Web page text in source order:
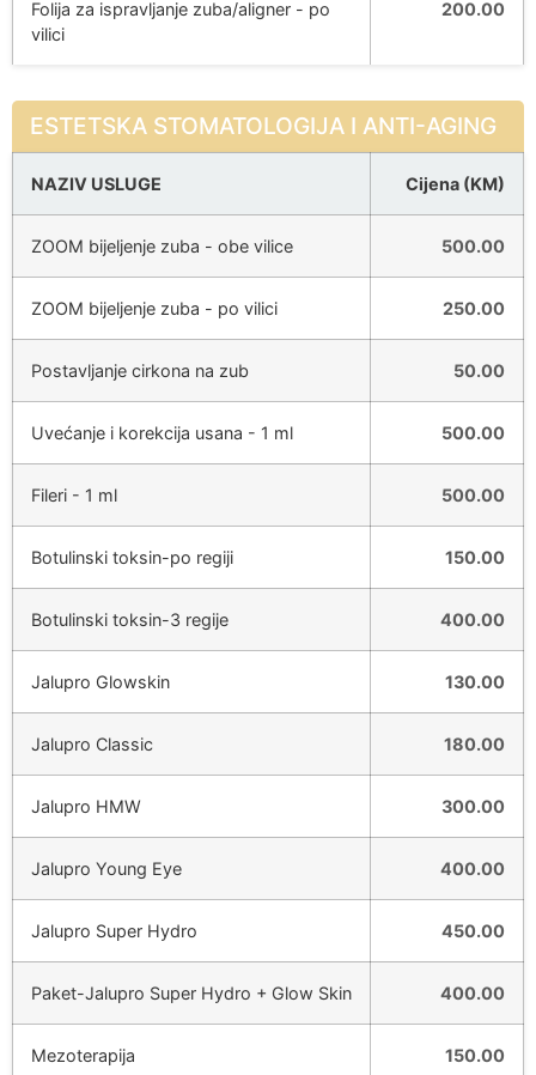
Folija za ispravljanje zuba/aligner - po
vilici
200.00
ESTETSKA STOMATOLOGIJA I ANTI-AGING
NAZIV USLUGE Cijena (KM)
ZOOM bijeljenje zuba - obe vilice 500.00
ZOOM bijeljenje zuba - po vilici 250.00
Postavljanje cirkona na zub 50.00
Uvećanje i korekcija usana - 1 ml 500.00
Fileri - 1 ml 500.00
Botulinski toksin-po regiji 150.00
Botulinski toksin-3 regije 400.00
Jalupro Glowskin 130.00
Jalupro Classic 180.00
Jalupro HMW 300.00
Jalupro Young Eye 400.00
Jalupro Super Hydro 450.00
Paket-Jalupro Super Hydro + Glow Skin 400.00
Mezoterapija 150.00